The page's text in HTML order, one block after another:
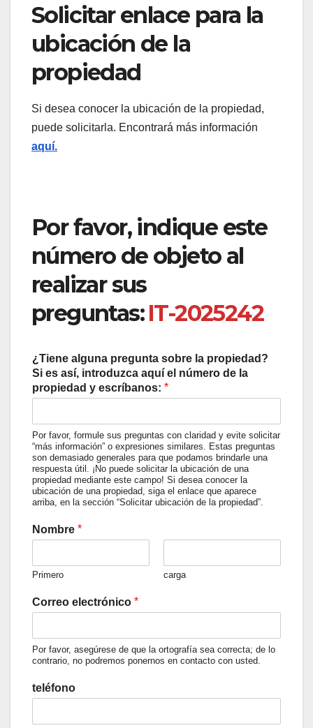
Solicitar enlace para la
ubicación de la
propiedad
Si desea conocer la ubicación de la propiedad,
puede solicitarla. Encontrará más información
aquí.
Por favor, indique este
número de objeto al
realizar sus
preguntas: IT-2025242
¿Tiene alguna pregunta sobre la propiedad?
Si es así, introduzca aquí el número de la
propiedad y escríbanos: *
Por favor, formule sus preguntas con claridad y evite solicitar
“más información” o expresiones similares. Estas preguntas
son demasiado generales para que podamos brindarle una
respuesta útil. ¡No puede solicitar la ubicación de una
propiedad mediante este campo! Si desea conocer la
ubicación de una propiedad, siga el enlace que aparece
arriba, en la sección “Solicitar ubicación de la propiedad”.
Nombre *
Primero carga
Correo electrónico *
Por favor, asegúrese de que la ortografía sea correcta; de lo
contrario, no podremos ponernos en contacto con usted.
teléfono